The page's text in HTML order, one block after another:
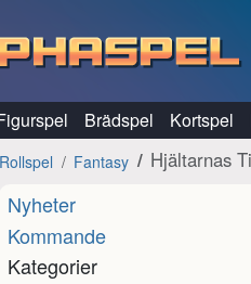
Brädspel Kortspel
Rollspel Fantasy Hjältarnas
Nyheter
Kommande
Kategorier